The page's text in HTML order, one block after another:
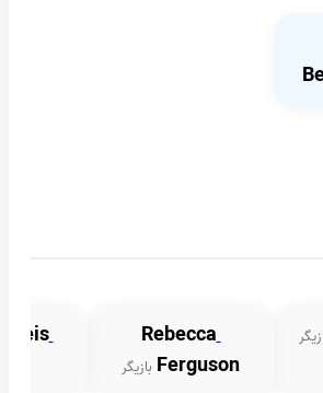
Rebecca
Ferguson بازیگر
Reis